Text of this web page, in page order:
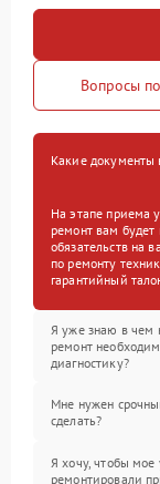
Вопросы
Какие документы
На этапе приема
ремонт вам будет
обязательств на
по ремонту
гарантийный
Я уже знаю в чем
ремонт
диагностику?
Мне нужен
сделать?
Я хочу, чтобы мое
ремонтировали